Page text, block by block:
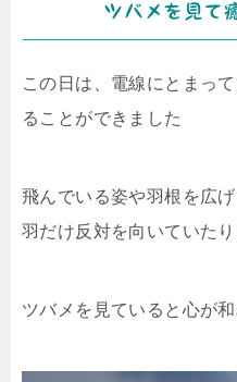
ツバメを見て
この日は、電線にとまっ
ることができました
飛んでいる姿や羽根を広
羽だけ反対を向いていた
ツバメを見ていると心が